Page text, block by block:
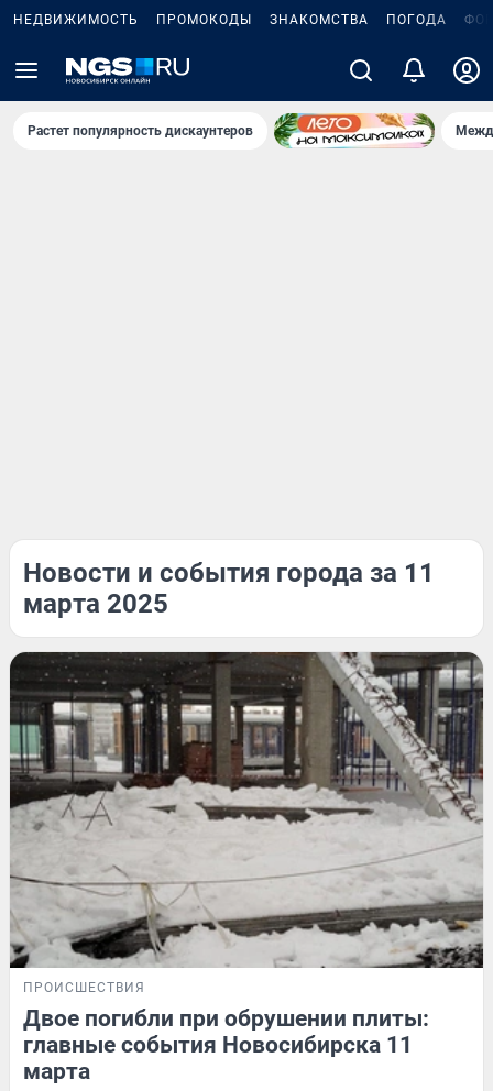
НЕДВИЖИМОСТЬ ПРОМОКОДЫ ЗНАКОМСТВА ПОГОДА
Растет популярность дискаунтеров
Новости и события города за 11
марта 2025
ПРОИСШЕСТВИЯ
Двое погибли при обрушении плиты:
главные события Новосибирска 11
марта